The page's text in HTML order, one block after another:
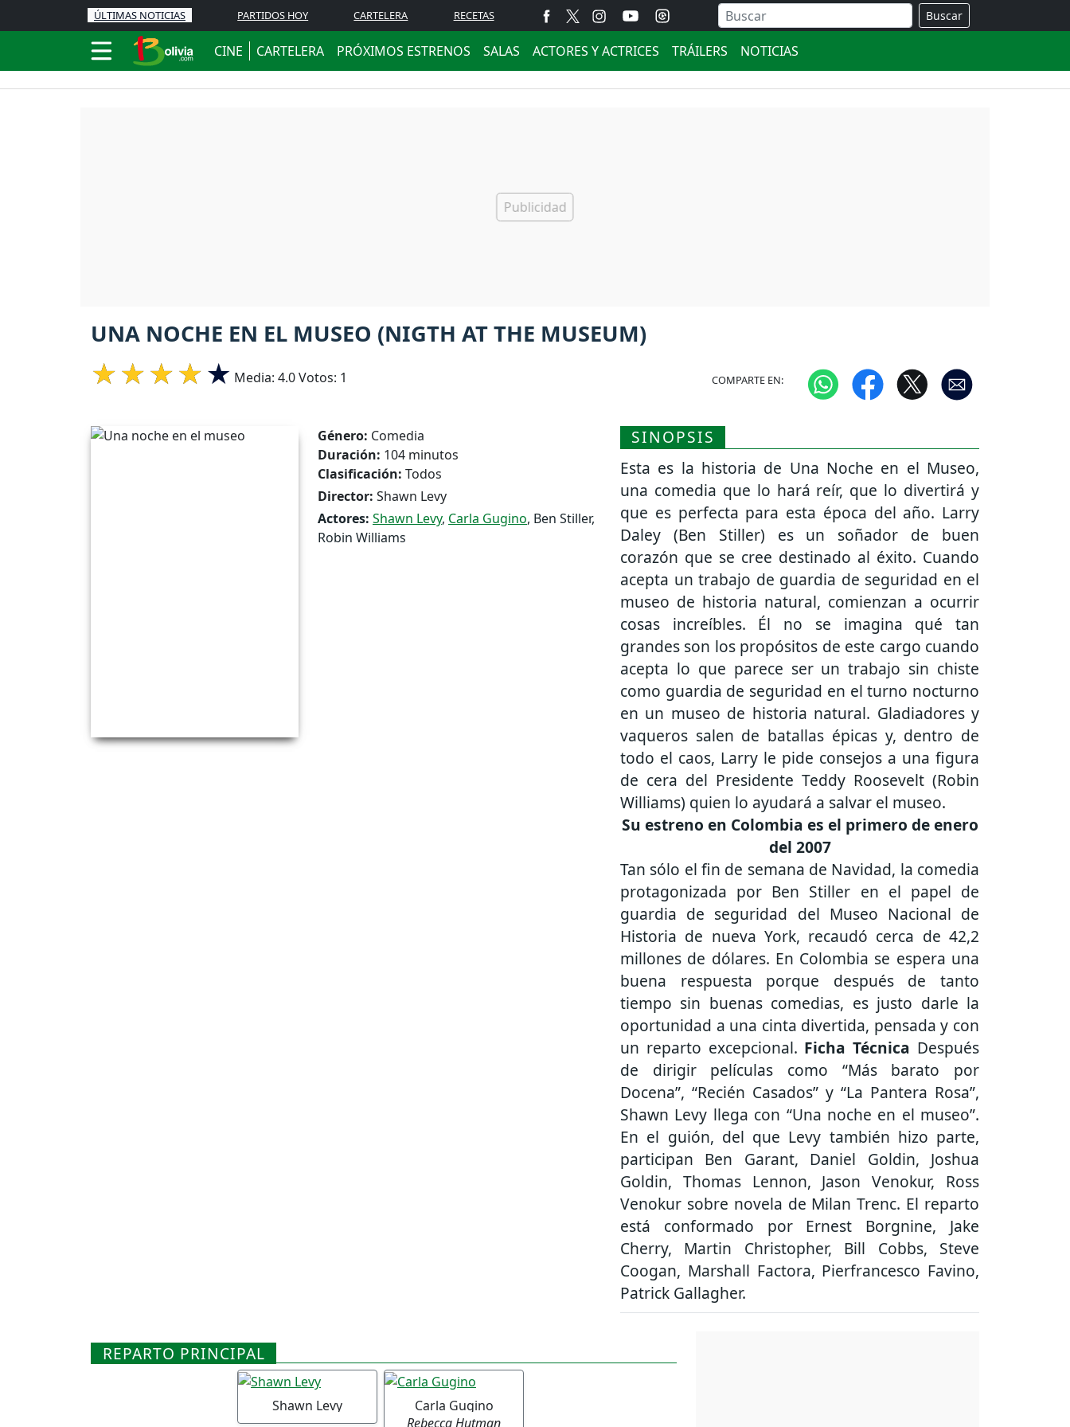
ÚLTIMAS NOTICIAS PARTIDOS HOY CARTELERA RECETAS Buscar
CINE CARTELERA PRÓXIMOS ESTRENOS SALAS ACTORES Y ACTRICES TRÁILERS NOTICIAS
UNA NOCHE EN EL MUSEO (NIGTH AT THE MUSEUM)
Media: 4.0Votos: 1 COMPARTE EN:
Género: Comedia
Duración: 104 minutos
Clasificación: Todos
Director: Shawn Levy
Actores: Shawn Levy, Carla Gugino, Ben Stiller,
Robin Williams
SINOPSIS
Esta es la historia de Una Noche en el Museo,
una comedia que lo hará reír, que lo divertirá y
que es perfecta para esta época del año. Larry
Daley (Ben Stiller) es un soñador de buen
corazón que se cree destinado al éxito. Cuando
acepta un trabajo de guardia de seguridad en el
museo de historia natural, comienzan a ocurrir
cosas increíbles. Él no se imagina qué tan
grandes son los propósitos de este cargo cuando
acepta lo que parece ser un trabajo sin chiste
como guardia de seguridad en el turno nocturno
en un museo de historia natural. Gladiadores y
vaqueros salen de batallas épicas y, dentro de
todo el caos, Larry le pide consejos a una figura
de cera del Presidente Teddy Roosevelt (Robin
Williams) quien lo ayudará a salvar el museo.
Su estreno en Colombia es el primero de enero
del 2007
Tan sólo el fin de semana de Navidad, la comedia
protagonizada por Ben Stiller en el papel de
guardia de seguridad del Museo Nacional de
Historia de nueva York, recaudó cerca de 42,2
millones de dólares. En Colombia se espera una
buena respuesta porque después de tanto
tiempo sin buenas comedias, es justo darle la
oportunidad a una cinta divertida, pensada y con
un reparto excepcional. Ficha Técnica Después
de dirigir películas como “Más barato por
Docena”, “Recién Casados” y “La Pantera Rosa”,
Shawn Levy llega con “Una noche en el museo”.
En el guión, del que Levy también hizo parte,
participan Ben Garant, Daniel Goldin, Joshua
Goldin, Thomas Lennon, Jason Venokur, Ross
Venokur sobre novela de Milan Trenc. El reparto
está conformado por Ernest Borgnine, Jake
Cherry, Martin Christopher, Bill Cobbs, Steve
Coogan, Marshall Factora, Pierfrancesco Favino,
Patrick Gallagher.
REPARTO PRINCIPAL
Shawn Levy
Carla Gugino
Rebecca Hutman